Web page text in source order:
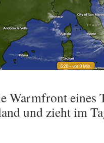
Warmfront eines
und zieht im